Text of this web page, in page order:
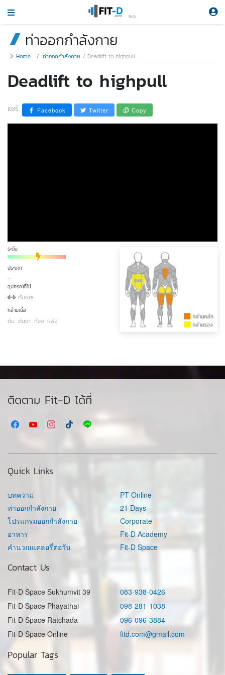
Beta
ท่าออกกำลังกาย
Home ท่าออกกำลังกาย Deadlift to highpull
Deadlift to highpull
แชร์ Facebook Twitter Copy
ระดับ
ประเภท
-
อุปกรณ์ที่ใช้
ดัมเบล
กล้ามเนื้อ
ก้น ต้นขา ท้อง หลัง
ติดตาม Fit-D ได้ที่
Quick Links
บทความ
ท่าออกกำลังกาย
โปรแกรมออกกำลังกาย
อาหาร
คำนวณแคลอรี่ต่อวัน
PT Online
21 Days
Corporate
Fit-D Academy
Fit-D Space
Contact Us
Fit-D Space Sukhumvit 39
083-938-0426
Fit-D Space Phayathai
098-281-1038
Fit-D Space Ratchada
096-096-3884
Fit-D Space Online
fitd.com@gmail.com
Popular Tags